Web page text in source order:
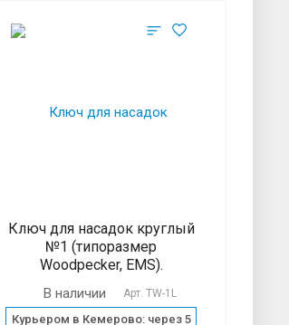
Ключ для насадок круглый
№1 (типоразмер
Woodpecker, EMS).
В наличии Арт.TW-1L
Курьером в Кемерово: через 5